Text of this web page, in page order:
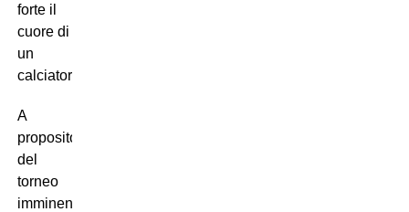
forte il
cuore di
un
calciatore”.
A
proposito
del
torneo
imminente